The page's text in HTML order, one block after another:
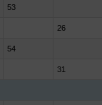
53
26
54
31